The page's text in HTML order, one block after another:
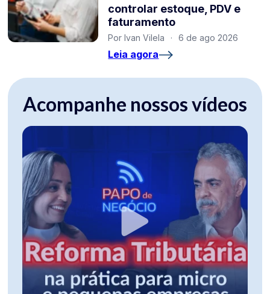
controlar estoque, PDV e
faturamento
Por Ivan Vilela · 6 de ago 2026
Leia agora
Acompanhe nossos vídeos